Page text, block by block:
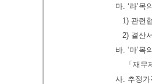
마. ‘라’
1) 관련
2) 결산
바. ‘마’
「재
사. 추정가